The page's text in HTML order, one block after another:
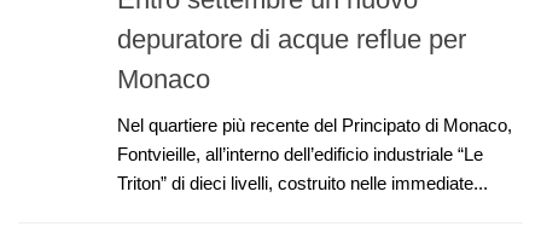
depuratore di acque reflue per
Monaco
Nel quartiere più recente del Principato di Monaco,
Fontvieille, all’interno dell’edificio industriale “Le
Triton” di dieci livelli, costruito nelle immediate...